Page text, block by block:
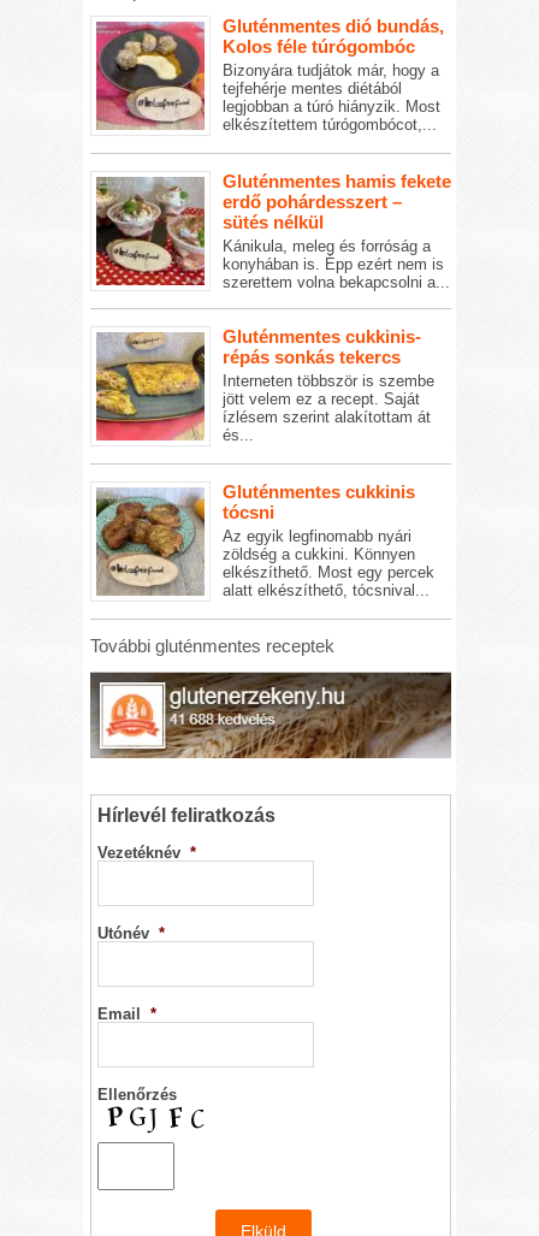
Gluténmentes dió bundás,
Kolos féle túrógombóc
Bizonyára tudjátok már, hogy a
tejfehérje mentes diétából
legjobban a túró hiányzik. Most
elkészítettem túrógombócot,...
Gluténmentes hamis fekete
erdő pohárdesszert –
sütés nélkül
Kánikula, meleg és forróság a
konyhában is. Épp ezért nem is
szerettem volna bekapcsolni a...
Gluténmentes cukkinis-
répás sonkás tekercs
Interneten többször is szembe
jött velem ez a recept. Saját
ízlésem szerint alakítottam át
és...
Gluténmentes cukkinis
tócsni
Az egyik legfinomabb nyári
zöldség a cukkini. Könnyen
elkészíthető. Most egy percek
alatt elkészíthető, tócsnival...
További gluténmentes receptek
Hírlevél feliratkozás
Vezetéknév *
Utónév *
Email *
Ellenőrzés